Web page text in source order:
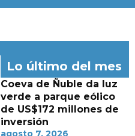
Lo último del mes
Coeva de Ñuble da luz
verde a parque eólico
de US$172 millones de
inversión
agosto 7, 2026